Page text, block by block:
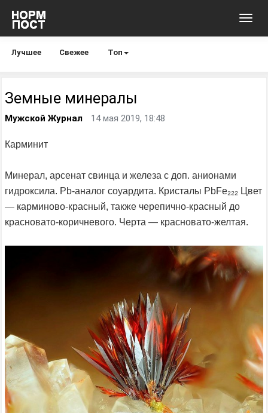
Лучшее Свежее Топ
Земные минералы
Мужской Журнал 14 мая 2019, 18:48
Карминит
Минерал, арсенат свинца и железа с доп. анионами
гидроксила. Pb-аналог соуардита. Кристалы PbFe₂₂₂ Цвет
— карминово-красный, также черепично-красный до
красновато-коричневого. Черта — красновато-желтая.